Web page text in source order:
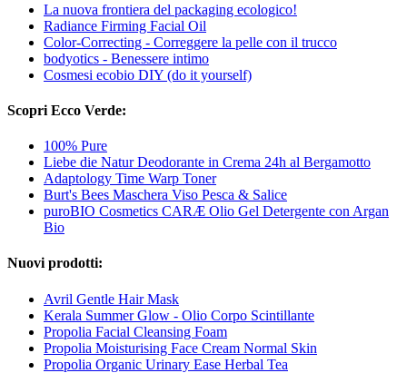
La nuova frontiera del packaging ecologico!
Radiance Firming Facial Oil
Color-Correcting - Correggere la pelle con il trucco
bodyotics - Benessere intimo
Cosmesi ecobio DIY (do it yourself)
Scopri Ecco Verde:
100% Pure
Liebe die Natur Deodorante in Crema 24h al Bergamotto
Adaptology Time Warp Toner
Burt's Bees Maschera Viso Pesca & Salice
puroBIO Cosmetics CARÆ Olio Gel Detergente con Argan
Bio
Nuovi prodotti:
Avril Gentle Hair Mask
Kerala Summer Glow - Olio Corpo Scintillante
Propolia Facial Cleansing Foam
Propolia Moisturising Face Cream Normal Skin
Propolia Organic Urinary Ease Herbal Tea